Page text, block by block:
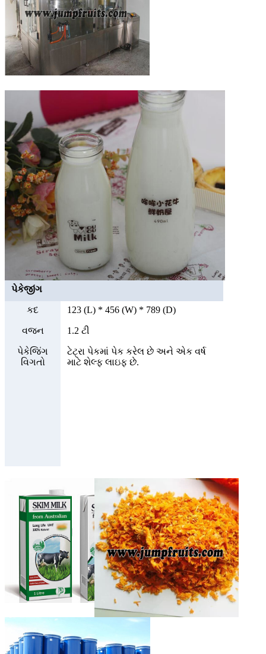
પેકેજીંગ
કદ 123 (L) * 456 (W) * 789 (D)
વજન 1.2 ટી
પેકેજિંગ
વિગતો
ટેટ્રા પેકમાં પેક કરેલ છે અને એક વર્ષ
માટે શેલ્ફ લાઇફ છે.